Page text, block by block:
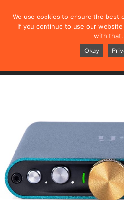
hip-
We use cookies to ensure the best
If you continue to use our
with that.
Okay